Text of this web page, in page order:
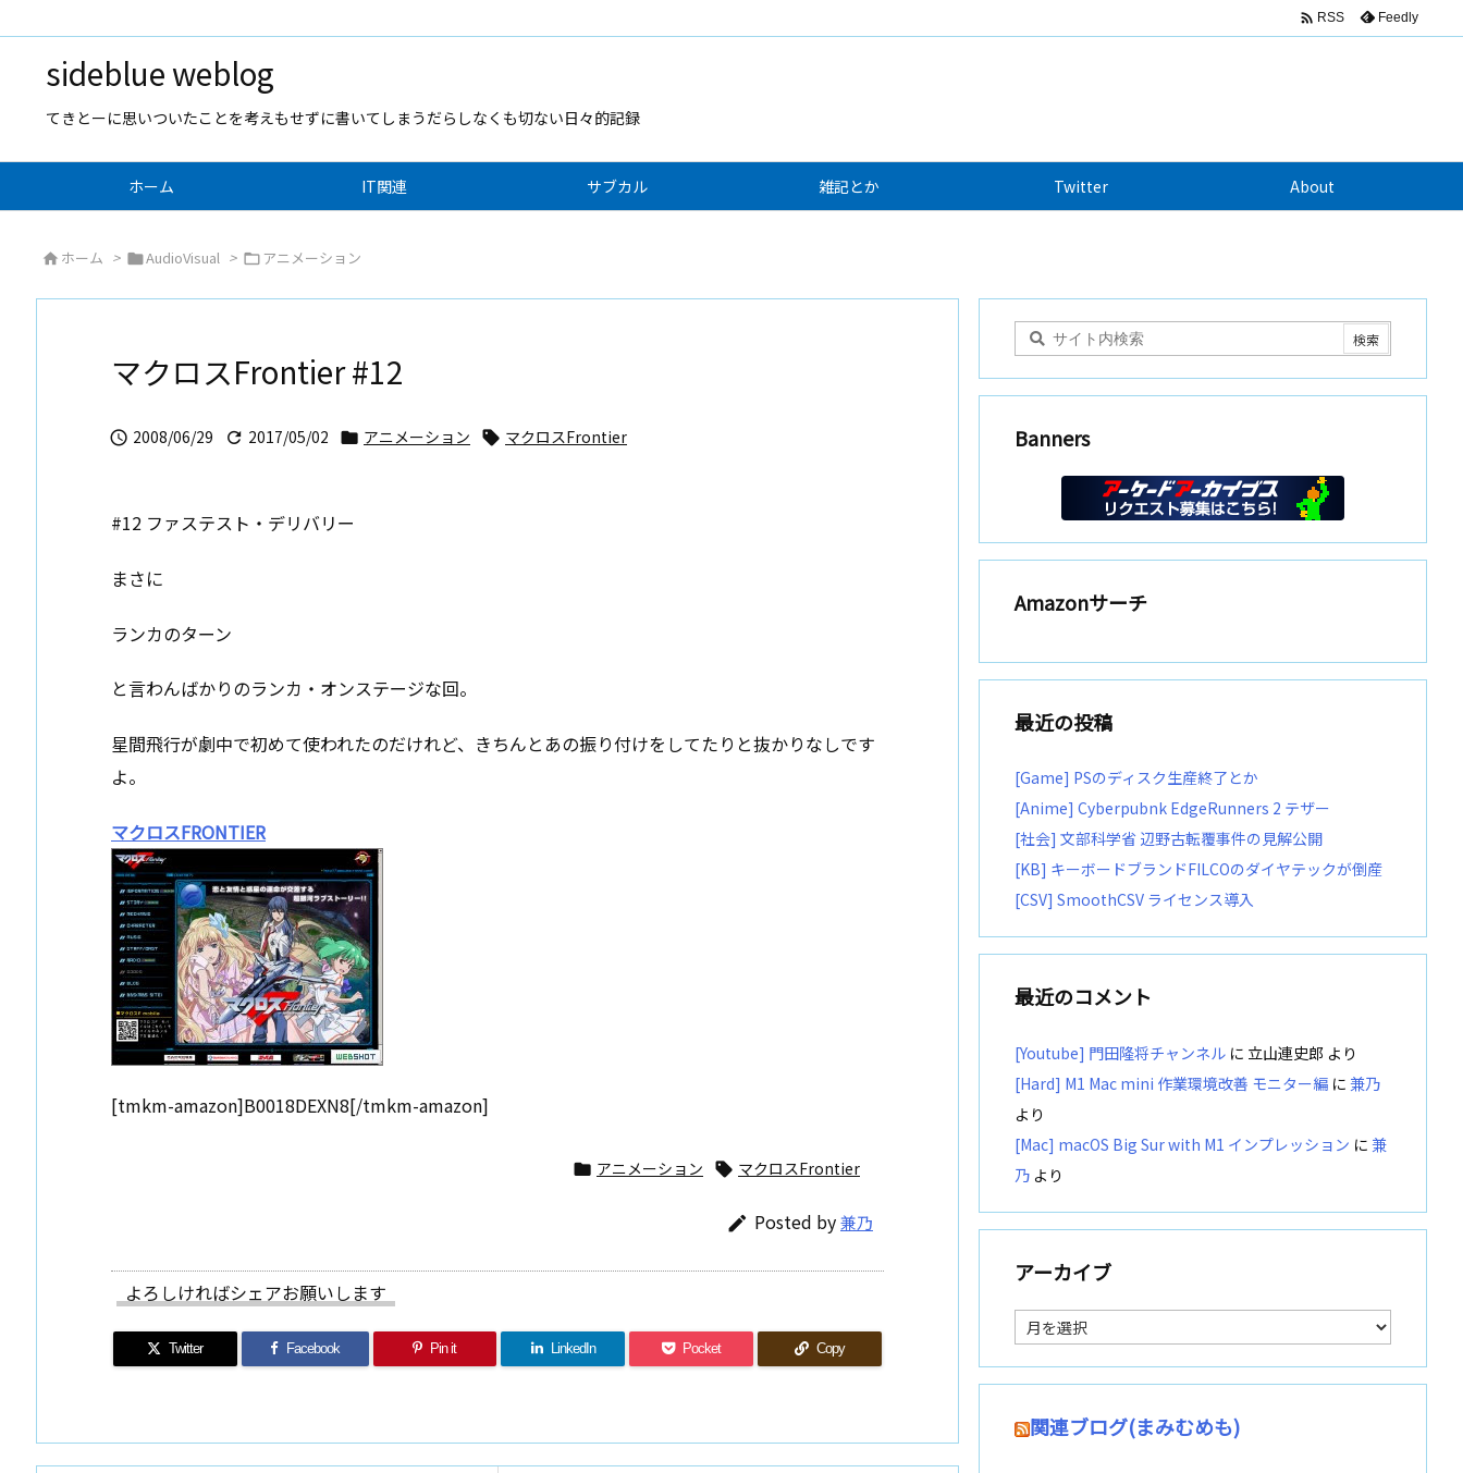
sideblue weblog
てきとーに思いついたことを考えもせずに書いてしまうだらしなくも切ない日々的記録
ホーム IT関連 サブカル 雑記とか Twitter About
 RSS Feedly
 ホーム > AudioVisual > アニメーション
マクロスFrontier #12
 2008/06/29  2017/05/02  アニメーション  マクロスFrontier
#12 ファステスト・デリバリー
まさに
ランカのターン
と言わんばかりのランカ・オンステージな回。
星間飛行が劇中で初めて使われたのだけれど、きちんとあの振り付けをしてたりと抜かりなしです
よ。
マクロスFRONTIER
[tmkm-amazon]B0018DEXN8[/tmkm-amazon]
 アニメーション  マクロスFrontier
 Posted by兼乃
よろしければシェアお願いします
Twitter Facebook Pin it LinkedIn Pocket Copy
Banners
Amazonサーチ
最近の投稿
[Game] PSのディスク生産終了とか
[Anime] Cyberpubnk EdgeRunners 2 テザー
[社会] 文部科学省 辺野古転覆事件の見解公開
[KB] キーボードブランドFILCOのダイヤテックが倒産
[CSV] SmoothCSV ライセンス導入
最近のコメント
[Youtube] 門田隆将チャンネル に 立山連史郎 より
[Hard] M1 Mac mini 作業環境改善 モニター編 に 兼乃
より
[Mac] macOS Big Sur with M1 インプレッション に 兼
乃 より
アーカイブ
ア
ー
カ
イ
関連ブログ(まみむめも)